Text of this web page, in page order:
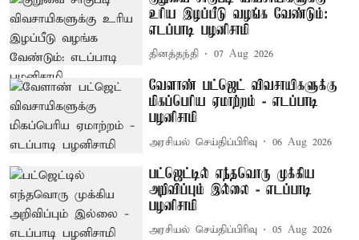
உரிய இழப்பீடு வழங்க வேண்டும்:
எடப்பாடி பழனிசாமி
தினத்தந்தி 07 Aug 2026
வேளாண் பட்ஜெட் விவசாயிகளுக்கு
மிகப்பெரிய ஏமாற்றம் - எடப்பாடி
பழனிசாமி
அரசியல் செய்திப்பிரிவு 06 Aug 2026
பட்ஜெட்டில் எந்தவொரு முக்கிய
அறிவிப்பும் இல்லை - எடப்பாடி
பழனிசாமி
அரசியல் செய்திப்பிரிவு 05 Aug 2026